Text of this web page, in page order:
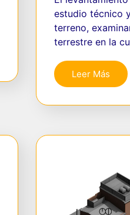
estudio técnico
terreno,
terrestre en la
Leer Más